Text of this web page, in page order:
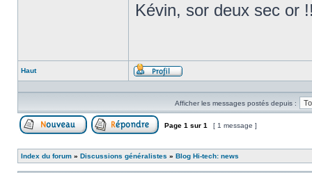
Kévin, sor deux sec or
Haut
Profil
Afficher les messages postés depuis :
Page 1 sur 1 [ 1 message ]
Index du forum » Discussions généralistes » Blog Hi-tech: news